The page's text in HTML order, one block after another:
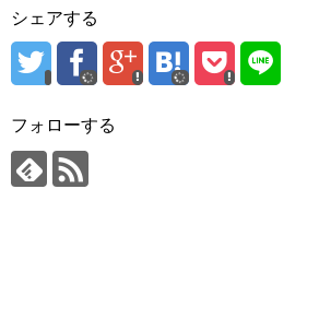
シェアする
フォローする